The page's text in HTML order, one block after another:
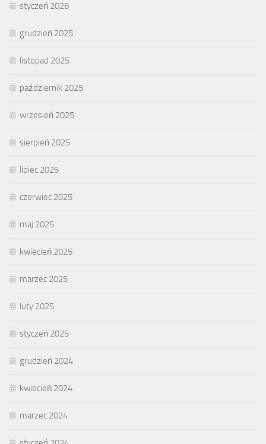
styczeń 2026
grudzień 2025
listopad 2025
październik 2025
wrzesień 2025
sierpień 2025
lipiec 2025
czerwiec 2025
maj 2025
kwiecień 2025
marzec 2025
luty 2025
styczeń 2025
grudzień 2024
kwiecień 2024
marzec 2024